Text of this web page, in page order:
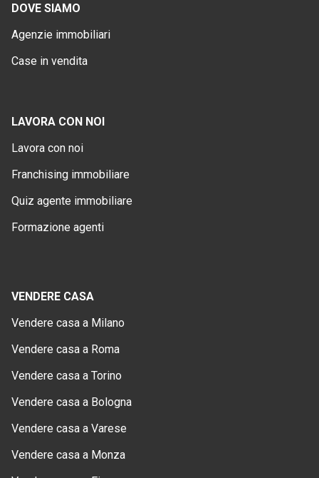
DOVE SIAMO
Agenzie immobiliari
Case in vendita
LAVORA CON NOI
Lavora con noi
Franchising immobiliare
Quiz agente immobiliare
Formazione agenti
VENDERE CASA
Vendere casa a Milano
Vendere casa a Roma
Vendere casa a Torino
Vendere casa a Bologna
Vendere casa a Varese
Vendere casa a Monza